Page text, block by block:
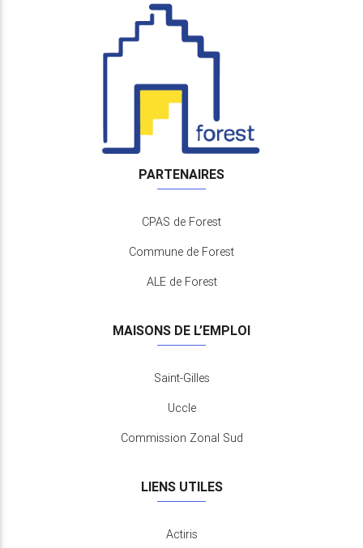
PARTENAIRES
CPAS de Forest
Commune de Forest
ALE de Forest
MAISONS DE L’EMPLOI
Saint-Gilles
Uccle
Commission Zonal Sud
LIENS UTILES
Actiris